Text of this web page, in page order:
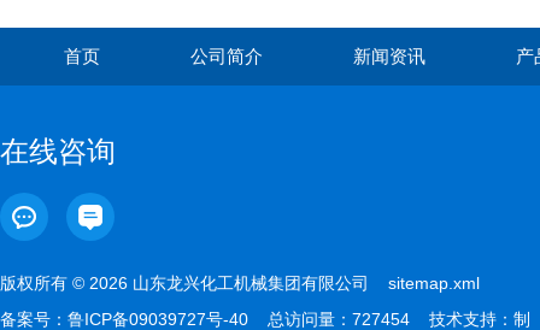
首页 公司简介 新闻资讯 产
在线咨询
版权所有 © 2026 山东龙兴化工机械集团有限公司 sitemap.xml
备案号： 鲁ICP备09039727号-40 总访问量：727454 技术支持： 制